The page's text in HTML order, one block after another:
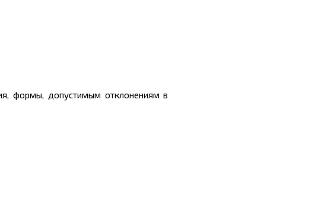
формы, допустимым отклонениям в